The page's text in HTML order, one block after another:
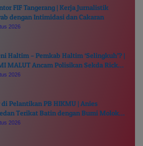
FIF Tangerang | Kerja Jurnalistik
dengan Intimidasi dan Cakaran
2026
Haltim – Pemkab Haltim ‘Selingkuh’? |
MALUT Ancam Polisikan Sekda Ricky
Richfat
2026
Pelantikan PB HIKMU | Anies
Terikat Batin dengan Bumi Moloku
2026